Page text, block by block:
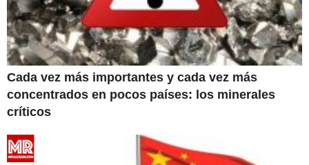
Cada vez más importantes y cada vez más
concentrados en pocos países: los minerales
críticos